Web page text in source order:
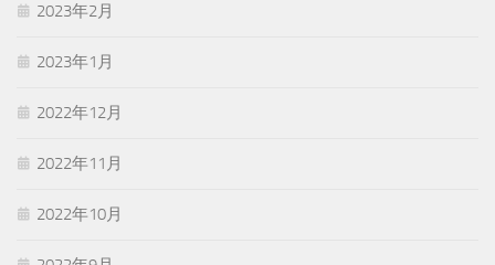
2023年2月
2023年1月
2022年12月
2022年11月
2022年10月